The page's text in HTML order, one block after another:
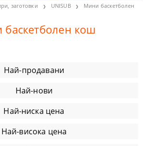
заготовки UNISUB
Мини баскетболен
кош
Най-продавани
Най-нови
Най-ниска цена
Най-висока цена